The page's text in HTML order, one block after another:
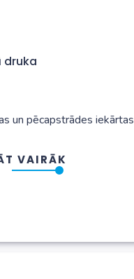
druka
un pēcapstrādes iekārtas
VAIRĀK